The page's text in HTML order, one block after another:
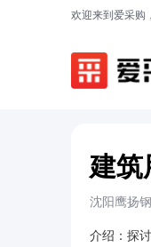
欢迎来到爱采购
建筑
沈阳鹰扬
介绍： 探